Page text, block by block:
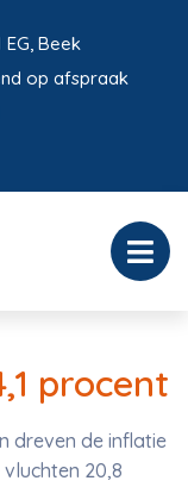
EG, Beek
op afspraak
procent
dreven de inflatie
20,8